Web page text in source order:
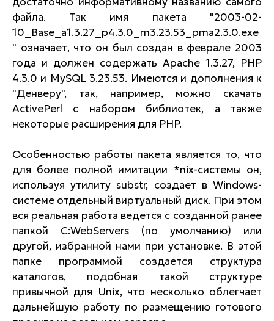
файла. Так имя пакета "2003-02-
10_Base_a1.3.27_p4.3.0_m3.23.53_pma2.3.0.exe
" означает, что он был создан в феврале 2003
года и должен содержать Apache 1.3.27, PHP
4.3.0 и MySQL 3.23.53. Имеются и дополнения к
"Денверу", так, например, можно скачать
ActivePerl с набором библиотек, а также
некоторые расширения для PHP.
Особенностью работы пакета является то, что
для более полной имитации *nix-системы он,
используя утилиту substr, создает в Windows-
системе отдельный виртуальный диск. При этом
вся реальная работа ведется с созданной ранее
папкой C:WebServers (по умолчанию) или
другой, избранной нами при установке. В этой
папке программой создается структура
каталогов, подобная такой структуре
привычной для Unix, что несколько облегчает
дальнейшую работу по размещению готового